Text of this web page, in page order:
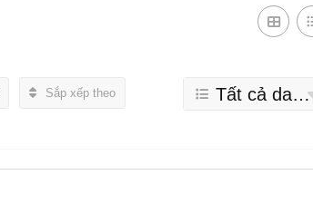
Sắp xếp theo Tất cả danh mục